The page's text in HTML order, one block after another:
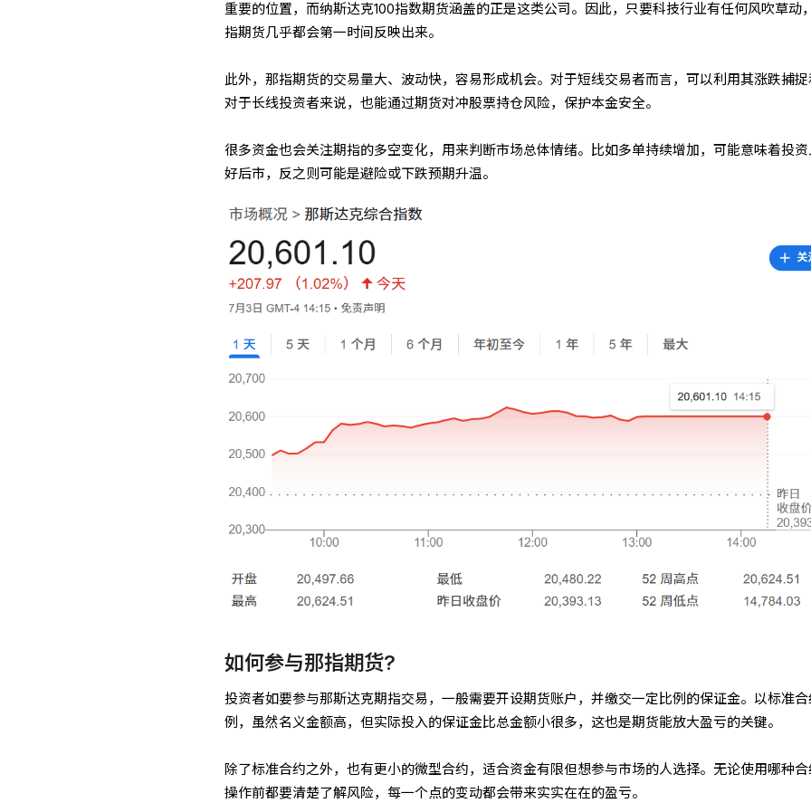
重要的位置，而纳斯达克100指数期货涵盖的正是这类公司。因此，只要科技行业有任何风吹草动
指期货几乎都会第一时间反映出来。
此外，那指期货的交易量大、波动快，容易形成机会。对于短线交易者而言，可以利用其涨跌捕
对于长线投资者来说，也能通过期货对冲股票持仓风险，保护本金安全。
很多资金也会关注期指的多空变化，用来判断市场总体情绪。比如多单持续增加，可能意味着投
好后市，反之则可能是避险或下跌预期升温。
如何参与那指期货?
投资者如要参与那斯达克期指交易，一般需要开设期货账户，并缴交一定比例的保证金。以标准
例，虽然名义金额高，但实际投入的保证金比总金额小很多，这也是期货能放大盈亏的关键。
除了标准合约之外，也有更小的微型合约，适合资金有限但想参与市场的人选择。无论使用哪种
操作前都要清楚了解风险，每一个点的变动都会带来实实在在的盈亏。